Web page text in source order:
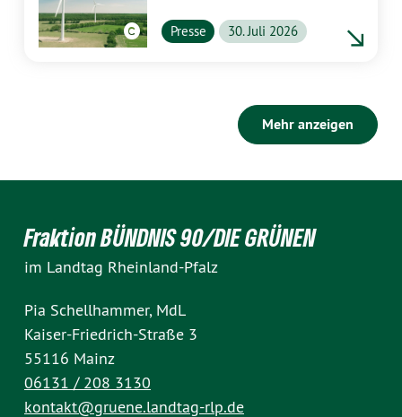
profitieren
Presse 30. Juli 2026
Mehr anzeigen
Fraktion BÜNDNIS 90/DIE GRÜNEN
im Landtag Rheinland-Pfalz
Pia Schellhammer, MdL
Kaiser-Friedrich-Straße 3
55116 Mainz
06131 / 208 3130
kontakt@gruene.landtag-rlp.de